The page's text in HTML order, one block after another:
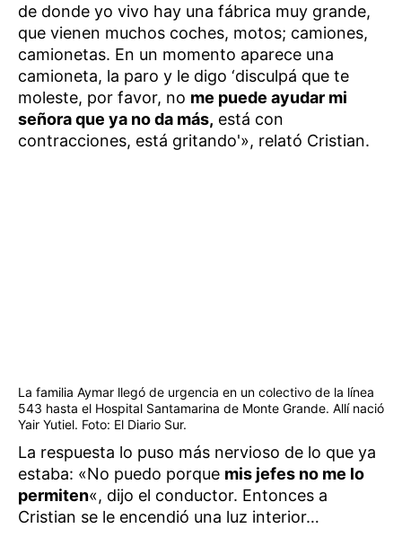
de donde yo vivo hay una fábrica muy grande,
que vienen muchos coches, motos; camiones,
camionetas. En un momento aparece una
camioneta, la paro y le digo ‘disculpá que te
moleste, por favor, no me puede ayudar mi
señora que ya no da más, está con
contracciones, está gritando'», relató Cristian.
La familia Aymar llegó de urgencia en un colectivo de la línea
543 hasta el Hospital Santamarina de Monte Grande. Allí nació
Yair Yutiel. Foto: El Diario Sur.
La respuesta lo puso más nervioso de lo que ya
estaba: «No puedo porque mis jefes no me lo
permiten«, dijo el conductor. Entonces a
Cristian se le encendió una luz interior…